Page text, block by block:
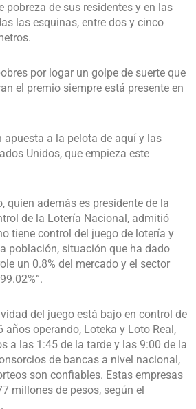
pobreza de sus residentes y en las
las esquinas, entre dos y cinco
por logar un golpe de suerte que
el premio siempre está presente en
apuesta a la pelota de aquí y las
Unidos, que empieza este
quien además es presidente de la
de la Lotería Nacional, admitió
tiene control del juego de lotería y
población, situación que ha dado
un 0.8% del mercado y el sector
del juego está bajo en control de
años operando, Loteka y Loto Real,
a las 1:45 de la tarde y las 9:00 de la
de bancas a nivel nacional,
son confiables. Estas empresas
millones de pesos, según el